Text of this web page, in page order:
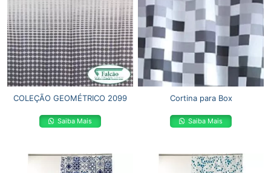
COLEÇÃO GEOMÉTRICO 2099
Saiba Mais
Cortina para Box
Saiba Mais